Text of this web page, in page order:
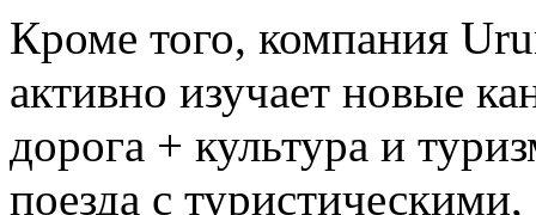
Кроме того, компания
активно изучает новые
дорога + культура и
поезда с